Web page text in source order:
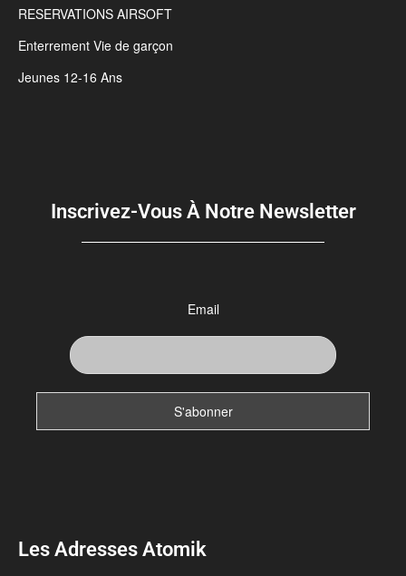
RESERVATIONS AIRSOFT
Enterrement Vie de garçon
Jeunes 12-16 Ans
Inscrivez-Vous À Notre Newsletter
Email
Les Adresses Atomik